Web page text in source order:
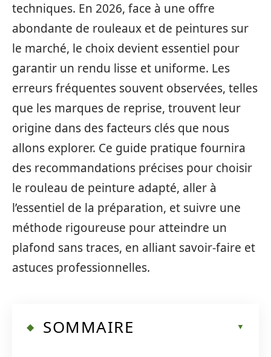
techniques. En 2026, face à une offre
abondante de rouleaux et de peintures sur
le marché, le choix devient essentiel pour
garantir un rendu lisse et uniforme. Les
erreurs fréquentes souvent observées, telles
que les marques de reprise, trouvent leur
origine dans des facteurs clés que nous
allons explorer. Ce guide pratique fournira
des recommandations précises pour choisir
le rouleau de peinture adapté, aller à
l’essentiel de la préparation, et suivre une
méthode rigoureuse pour atteindre un
plafond sans traces, en alliant savoir-faire et
astuces professionnelles.
SOMMAIRE